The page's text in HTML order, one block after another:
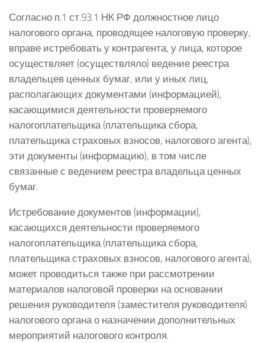
Согласно п.1 ст.93.1 НК РФ должностное лицо
налогового органа, проводящее налоговую проверку,
вправе истребовать у контрагента, у лица, которое
осуществляет (осуществляло) ведение реестра
владельцев ценных бумаг, или у иных лиц,
располагающих документами (информацией),
касающимися деятельности проверяемого
налогоплательщика (плательщика сбора,
плательщика страховых взносов, налогового агента),
эти документы (информацию), в том числе
связанные с ведением реестра владельца ценных
бумаг.
Истребование документов (информации),
касающихся деятельности проверяемого
налогоплательщика (плательщика сбора,
плательщика страховых взносов, налогового агента),
может проводиться также при рассмотрении
материалов налоговой проверки на основании
решения руководителя (заместителя руководителя)
налогового органа о назначении дополнительных
мероприятий налогового контроля.